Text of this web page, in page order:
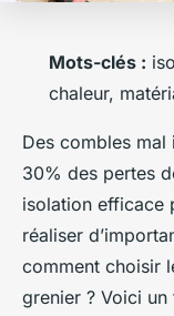
Mots-clés :
chaleur,
Des combles mal
30% des pertes
isolation efficace
réaliser
comment choisir
grenier ? Voici un